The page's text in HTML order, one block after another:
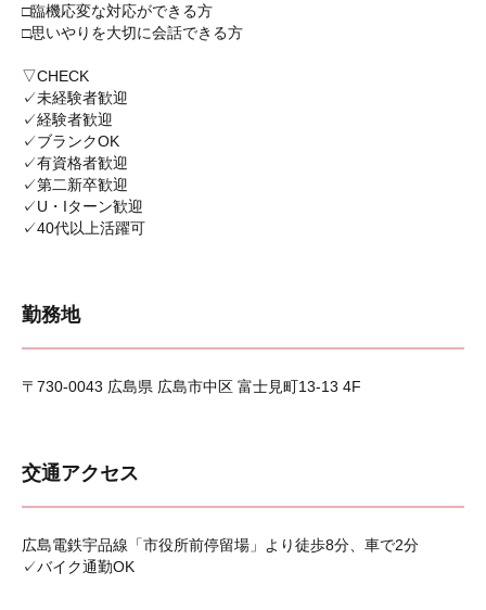
□臨機応変な対応ができる方
□思いやりを大切に会話できる方
▽CHECK
✓未経験者歓迎
✓経験者歓迎
✓ブランクOK
✓有資格者歓迎
✓第二新卒歓迎
✓U・Iターン歓迎
✓40代以上活躍可
勤務地
〒730-0043 広島県 広島市中区 富士見町13-13 4F
交通アクセス
広島電鉄宇品線「市役所前停留場」より徒歩8分、車で2分
✓バイク通勤OK